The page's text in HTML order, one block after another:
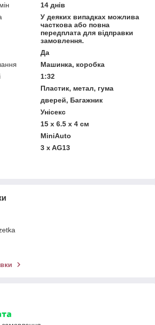
14 днів
У деяких випадках можлива
часткова або повна
передплата для відправки
замовлення.
Да
Машинка, коробка
1:32
Пластик, метал, гума
дверей, Багажник
Унісекс
15 х 6.5 х 4 см
MiniAuto
3 x AG13